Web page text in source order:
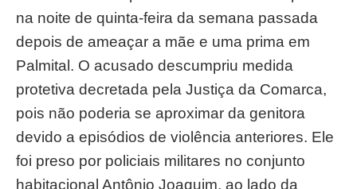
na noite de quinta-feira da semana passada
depois de ameaçar a mãe e uma prima em
Palmital. O acusado descumpriu medida
protetiva decretada pela Justiça da Comarca,
pois não poderia se aproximar da genitora
devido a episódios de violência anteriores. Ele
foi preso por policiais militares no conjunto
habitacional Antônio Joaquim, ao lado da